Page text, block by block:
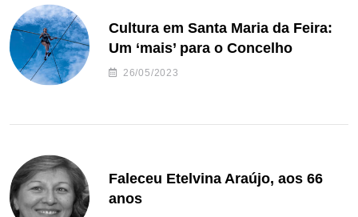
Cultura em Santa Maria da Feira:
Um ‘mais’ para o Concelho
26/05/2023
Faleceu Etelvina Araújo, aos 66
anos